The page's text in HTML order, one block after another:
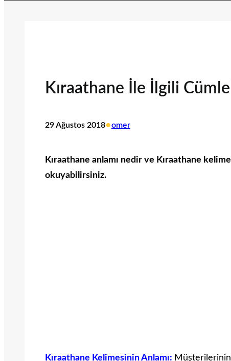
Kıraathane İle İlgili
29 Ağustos 2018•omer
Kıraathane anlamı nedir ve Kıraathane
okuyabilirsiniz.
Kıraathane Kelimesinin Anlamı: